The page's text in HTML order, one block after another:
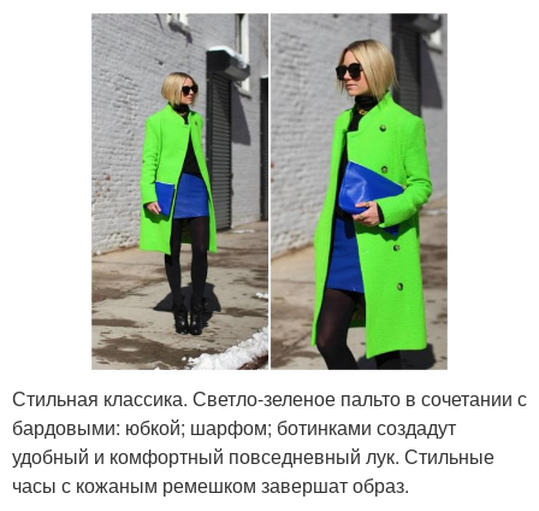
Стильная классика. Светло-зеленое пальто в сочетании с
бардовыми: юбкой; шарфом; ботинками создадут
удобный и комфортный повседневный лук. Стильные
часы с кожаным ремешком завершат образ.